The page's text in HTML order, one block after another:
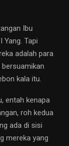
Ibu
Yang. Tapi
adalah para
kala itu.
entah kenapa
roh kedua
ada di sisi
mereka yang